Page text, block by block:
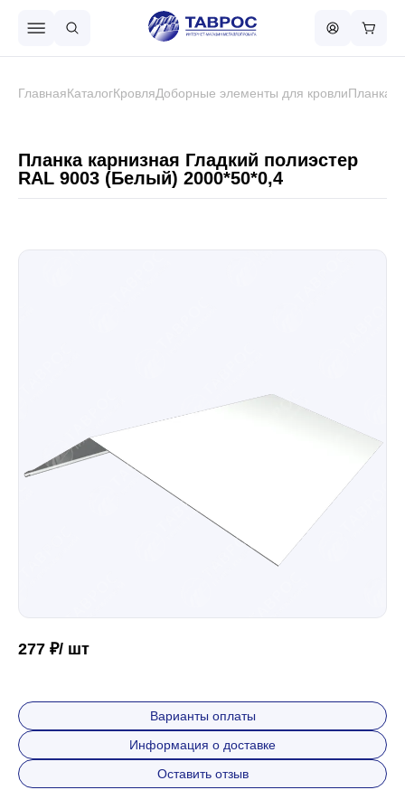
Металлочерепица
Забор
Профили для гипсокартона
Дача и сад
Другие товары
ГлавнаяКаталогКровляДоборные элементы для кровлиПланка
Планка карнизная Гладкий полиэстер
RAL 9003 (Белый) 2000*50*0,4
277 ₽/ шт
Варианты оплаты
Информация о доставке
Оставить отзыв